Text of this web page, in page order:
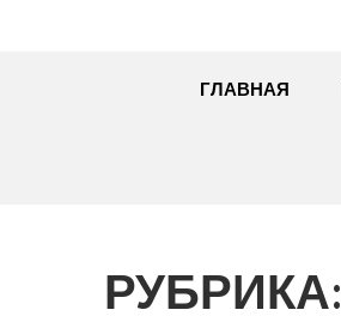
ГЛАВНАЯ
РУБРИКА: